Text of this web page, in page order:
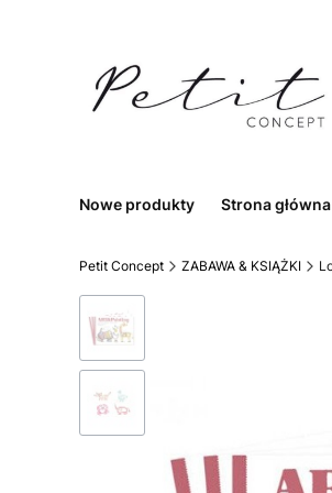
Nowe produkty Strona główna
Petit Concept ZABAWA & KSIĄŻKI